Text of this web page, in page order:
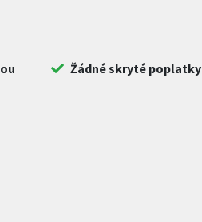
Žádné skryté poplatky